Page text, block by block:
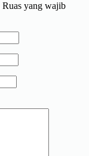
Ruas yang wajib